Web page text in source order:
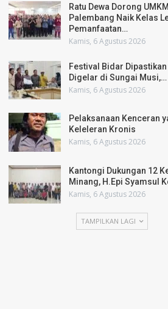
Ratu Dewa Dorong UMKM
Palembang Naik Kelas
Pemanfaatan…
Kamis, 6 Agustus 2026
Festival Bidar Dipastikan
Digelar di Sungai Musi,…
Kamis, 6 Agustus 2026
Pelaksanaan Kenceran
Keleleran Kronis
Kamis, 6 Agustus 2026
Kantongi Dukungan 12
Minang, H.Epi Syamsul
Kamis, 6 Agustus 2026
TAMPILKAN LAGI